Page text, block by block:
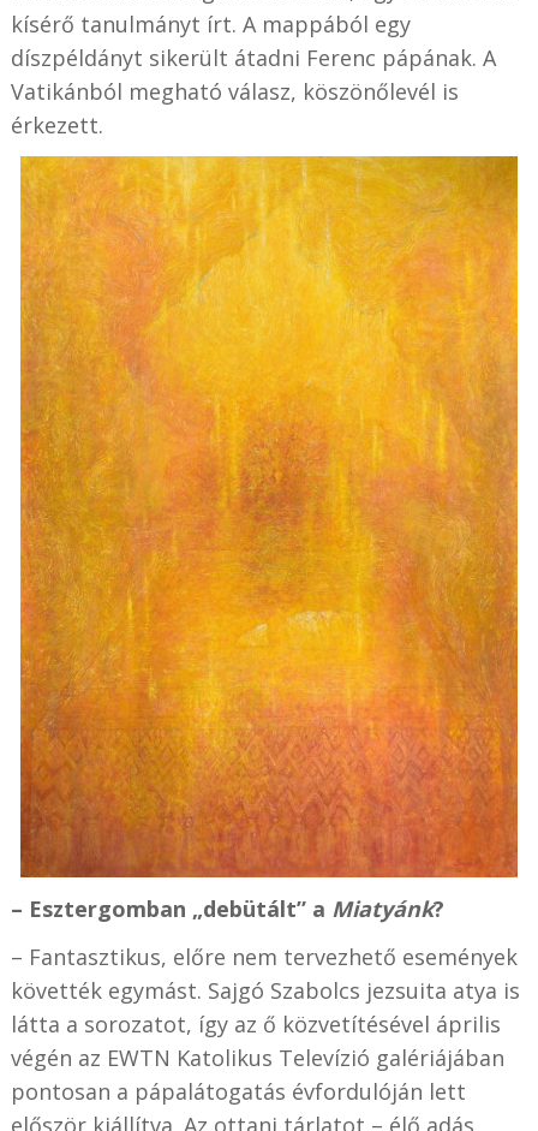
kísérő tanulmányt írt. A mappából egy
díszpéldányt sikerült átadni Ferenc pápának. A
Vatikánból megható válasz, köszönőlevél is
érkezett.
– Esztergomban „debütált” a Miatyánk?
– Fantasztikus, előre nem tervezhető események
követték egymást. Sajgó Szabolcs jezsuita atya is
látta a sorozatot, így az ő közvetítésével április
végén az EWTN Katolikus Televízió galériájában
pontosan a pápalátogatás évfordulóján lett